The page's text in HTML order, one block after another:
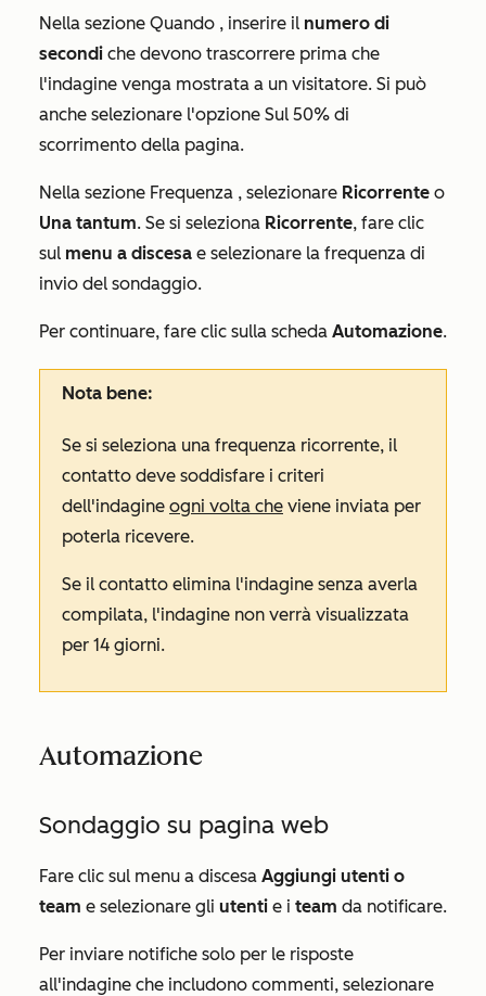
Nella sezione Quando , inserire il numero di
secondi che devono trascorrere prima che
l'indagine venga mostrata a un visitatore. Si può
anche selezionare l'opzione Sul 50% di
scorrimento della pagina.
Nella sezione Frequenza , selezionare Ricorrente o
Una tantum. Se si seleziona Ricorrente, fare clic
sul menu a discesa e selezionare la frequenza di
invio del sondaggio.
Per continuare, fare clic sulla scheda Automazione.
Nota bene:
Se si seleziona una frequenza ricorrente, il
contatto deve soddisfare i criteri
dell'indagine ogni volta che viene inviata per
poterla ricevere.
Se il contatto elimina l'indagine senza averla
compilata, l'indagine non verrà visualizzata
per 14 giorni.
Automazione
Sondaggio su pagina web
Fare clic sul menu a discesa Aggiungi utenti o
team e selezionare gli utenti e i team da notificare.
Per inviare notifiche solo per le risposte
all'indagine che includono commenti, selezionare